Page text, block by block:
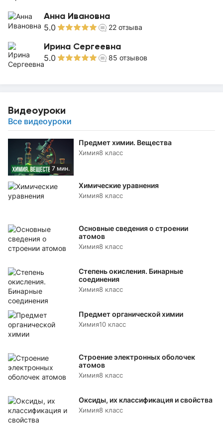
Анна Ивановна
5.0 22 отзыва
Ирина Сергеевна
5.0 85 отзывов
Видеоуроки
Все видеоуроки
7 мин.
Предмет химии. Вещества
Химия8 класс
Химические уравнения
Химия8 класс
Основные сведения о строении
атомов
Химия8 класс
Степень окисления. Бинарные
соединения
Химия8 класс
Предмет органической химии
Химия10 класс
Строение электронных оболочек
атомов
Химия8 класс
Оксиды, их классификация и свойства
Химия8 класс